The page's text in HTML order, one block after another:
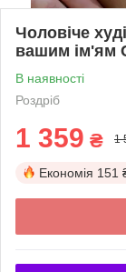
Чоловіче
вашим ім'ям
В наявності
Роздріб
1 359 ₴ 1
Економія 151